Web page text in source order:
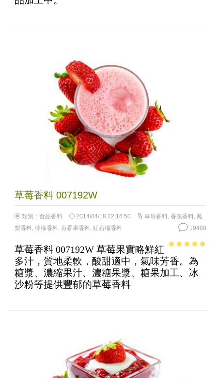
草莓香料 007192W
類別： 食品香料 2014/04/18 22:16:50 草莓香料, 香蕉香料, 鳳
梨香料, 檸檬香料, 百香果香料, 紅石榴香料 19490
5
草莓香料 007192W 草莓果實略鮮紅
多汁，質地柔軟，酸甜適中，氣味芳香。為
糖漿、濃縮果汁、濃糖果漿、糖果加工、冰
沙粉等提供豐郁的草莓香料